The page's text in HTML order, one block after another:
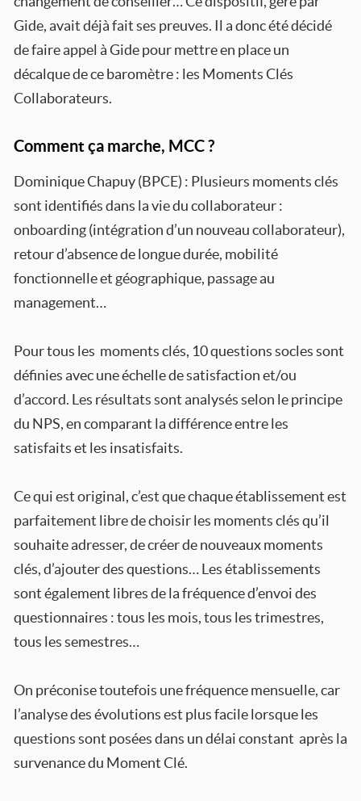
Gide, avait déjà fait ses preuves. Il a donc été décidé
de faire appel à Gide pour mettre en place un
décalque de ce baromètre : les Moments Clés
Collaborateurs.
Comment ça marche, MCC ?
Dominique Chapuy (BPCE) : Plusieurs moments clés
sont identifiés dans la vie du collaborateur :
onboarding (intégration d’un nouveau collaborateur),
retour d’absence de longue durée, mobilité
fonctionnelle et géographique, passage au
management…
Pour tous les moments clés, 10 questions socles sont
définies avec une échelle de satisfaction et/ou
d’accord. Les résultats sont analysés selon le principe
du NPS, en comparant la différence entre les
satisfaits et les insatisfaits.
Ce qui est original, c’est que chaque établissement est
parfaitement libre de choisir les moments clés qu’il
souhaite adresser, de créer de nouveaux moments
clés, d’ajouter des questions… Les établissements
sont également libres de la fréquence d’envoi des
questionnaires : tous les mois, tous les trimestres,
tous les semestres…
On préconise toutefois une fréquence mensuelle, car
l’analyse des évolutions est plus facile lorsque les
questions sont posées dans un délai constant après la
survenance du Moment Clé.